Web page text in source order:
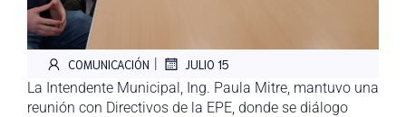
COMUNICACIÓN | JULIO 15
La Intendente Municipal, Ing. Paula Mitre, mantuvo una
reunión con Directivos de la EPE, donde se diálogo